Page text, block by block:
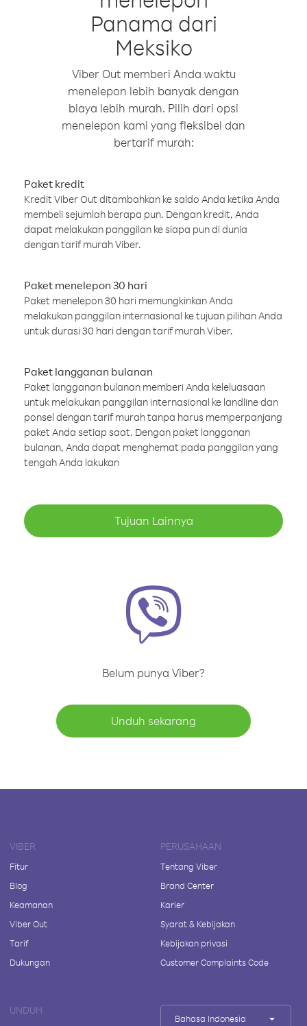
Panama dari
Meksiko
Viber Out memberi Anda waktu
menelepon lebih banyak dengan
biaya lebih murah. Pilih dari opsi
menelepon kami yang fleksibel dan
bertarif murah:
Paket kredit
Kredit Viber Out ditambahkan ke saldo Anda ketika Anda
membeli sejumlah berapa pun. Dengan kredit, Anda
dapat melakukan panggilan ke siapa pun di dunia
dengan tarif murah Viber.
Paket menelepon 30 hari
Paket menelepon 30 hari memungkinkan Anda
melakukan panggilan internasional ke tujuan pilihan Anda
untuk durasi 30 hari dengan tarif murah Viber.
Paket langganan bulanan
Paket langganan bulanan memberi Anda keleluasaan
untuk melakukan panggilan internasional ke landline dan
ponsel dengan tarif murah tanpa harus memperpanjang
paket Anda setiap saat. Dengan paket langganan
bulanan, Anda dapat menghemat pada panggilan yang
tengah Anda lakukan
Tujuan Lainnya
Belum punya Viber?
Unduh sekarang
VIBER
Fitur
Blog
Keamanan
Viber Out
Tarif
Dukungan
PERUSAHAAN
Tentang Viber
Brand Center
Karier
Syarat & Kebijakan
Kebijakan privasi
Customer Complaints Code
UNDUH
Bahasa Indonesia